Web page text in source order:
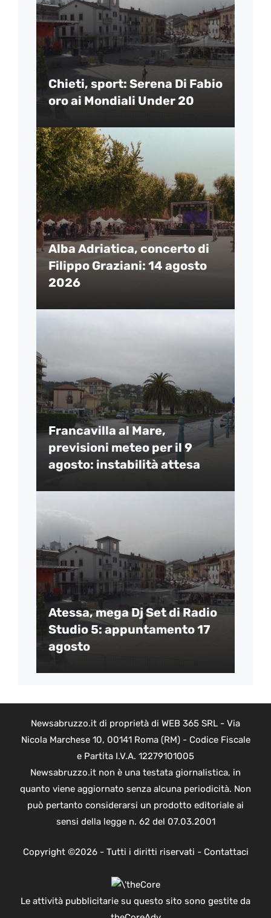
Chieti, sport: Serena Di Fabio
oro ai Mondiali Under 20
Alba Adriatica, concerto di
Filippo Graziani: 14 agosto
2026
Francavilla al Mare,
previsioni meteo per il 9
agosto: instabilità attesa
Atessa, mega Dj Set di Radio
Studio 5: appuntamento 17
agosto
Newsabruzzo.it di proprietà di WEB 365 SRL - Via
Nicola Marchese 10, 00141 Roma (RM) - Codice Fiscale
e Partita I.V.A. 12279101005
Newsabruzzo.it non è una testata giornalistica, in
quanto viene aggiornato senza alcuna periodicità. Non
può pertanto considerarsi un prodotto editoriale ai
sensi della legge n. 62 del 07.03.2001
Copyright ©2026 - Tutti i diritti riservati - Contattaci
Le attività pubblicitarie su questo sito sono gestite da